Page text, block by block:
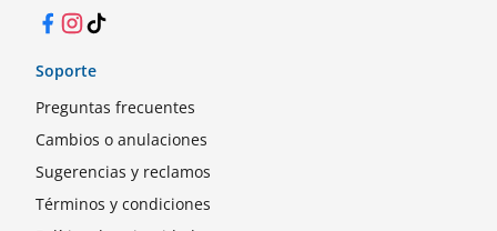
Facebook
Instagram
TikTok
Soporte
Preguntas frecuentes
Cambios o anulaciones
Sugerencias y reclamos
Términos y condiciones